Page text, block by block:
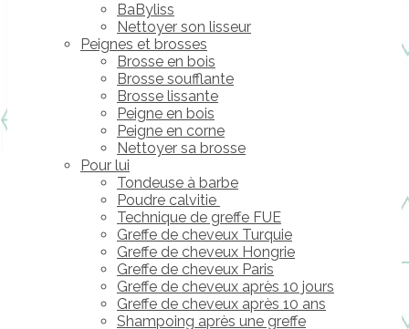
BaByliss
Nettoyer son lisseur
Peignes et brosses
Brosse en bois
Brosse soufflante
Brosse lissante
Peigne en bois
Peigne en corne
Nettoyer sa brosse
Pour lui
Tondeuse à barbe
Poudre calvitie
Technique de greffe FUE
Greffe de cheveux Turquie
Greffe de cheveux Hongrie
Greffe de cheveux Paris
Greffe de cheveux après 10 jours
Greffe de cheveux après 10 ans
Shampoing après une greffe